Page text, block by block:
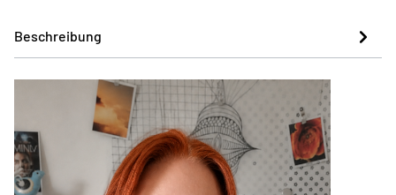
Beschreibung